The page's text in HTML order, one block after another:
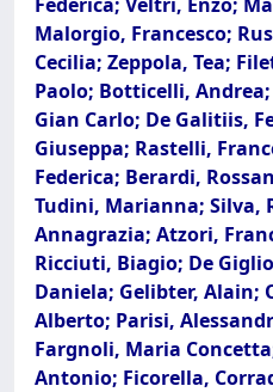
Malorgio, Francesco;
Cecilia; Zeppola, Tea;
Paolo; Botticelli,
Gian Carlo; De Galitiis,
Giuseppa; Rastelli,
Federica; Berardi,
Tudini, Marianna; Silva,
Annagrazia; Atzori,
Ricciuti, Biagio; De
Daniela; Gelibter, Alain;
Alberto; Parisi,
Fargnoli, Maria
Antonio; Ficorella,